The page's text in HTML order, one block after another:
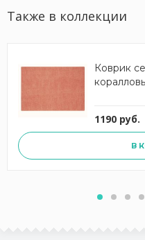
Также в коллекции
Коврик
1190 руб.
В